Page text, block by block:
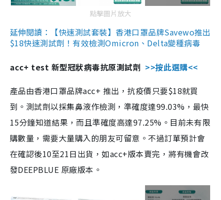
點擊圖片放大
延伸閱讀：【快速測試套裝】香港口罩品牌Savewo推出
$18快速測試劑！有效檢測Omicron、Delta變種病毒
acc+ test 新型冠狀病毒抗原測試劑 >>按此選購<<
產品由香港口罩品牌acc+ 推出，抗疫價只要$18就買
到。測試劑以採集鼻液作檢測，準確度達99.03%，最快
15分鐘知道結果，而且準確度高達97.25%。目前未有限
購數量，需要大量購入的朋友可留意。不過訂單預計會
在確認後10至21日出貨，如acc+版本賣完，將有機會改
發DEEPBLUE 原廠版本。